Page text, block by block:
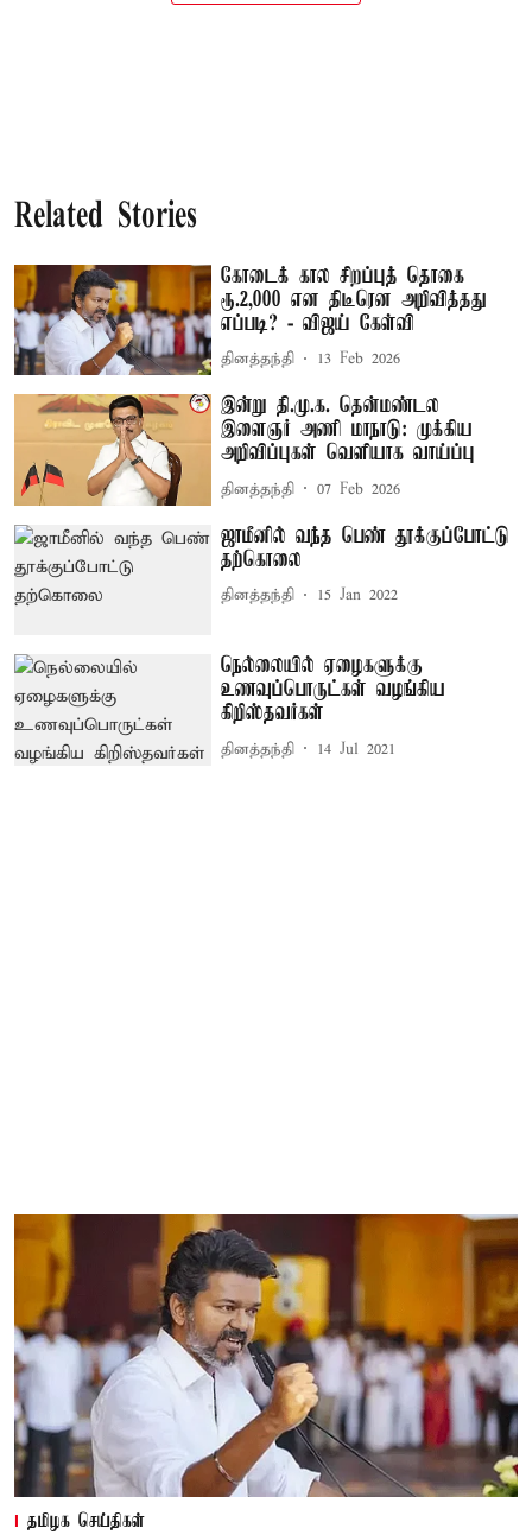
Related Stories
கோடைக் கால சிறப்புத் தொகை
ரூ.2,000 என திடீரென அறிவித்தது
எப்படி? - விஜய் கேள்வி
தினத்தந்தி 13 Feb 2026
இன்று தி.மு.க. தென்மண்டல
இளைஞர் அணி மாநாடு: முக்கிய
அறிவிப்புகள் வெளியாக வாய்ப்பு
தினத்தந்தி 07 Feb 2026
ஜாமீனில் வந்த பெண் தூக்குப்போட்டு
தற்கொலை
தினத்தந்தி 15 Jan 2022
நெல்லையில் ஏழைகளுக்கு
உணவுப்பொருட்கள் வழங்கிய
கிறிஸ்தவர்கள்
தினத்தந்தி 14 Jul 2021
தமிழக செய்திகள்